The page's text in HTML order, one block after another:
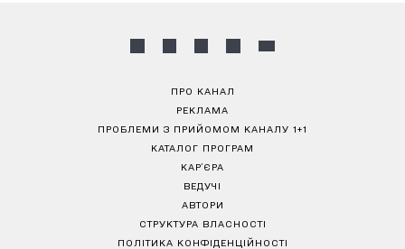
ПРО КАНАЛ
РЕКЛАМА
ПРОБЛЕМИ З ПРИЙОМОМ КАНАЛУ 1+1
КАТАЛОГ ПРОГРАМ
КАР’ЄРА
ВЕДУЧІ
АВТОРИ
СТРУКТУРА ВЛАСНОСТІ
ПОЛІТИКА КОНФІДЕНЦІЙНОСТІ